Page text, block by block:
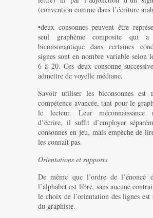
(convention comme dans l’écriture
•deux consonnes peuvent être
seul graphème composite qui
biconsonantique dans certaines
signes sont en nombre variable selon
6 à 20. Ces deux consonne
admettre de voyelle médiane.
Savoir utiliser les biconsonnes est
compétence avancée, tant pour le
le lecteur. Leur méconnaissance
d’écrire, il suffit d’employer
consonnes en jeu, mais empêche de
les connaît pas.
Orientations et supports
De même que l’ordre de l’énoncé
l’alphabet est libre, sans aucune
le choix de l’orientation des lignes
du graphiste.